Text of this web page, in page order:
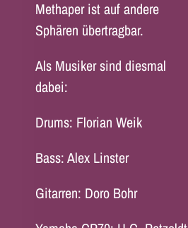
Methaper ist auf andere
Sphären übertragbar.
Als Musiker sind diesmal
dabei:
Drums: Florian Weik
Bass: Alex Linster
Gitarren: Doro Bohr